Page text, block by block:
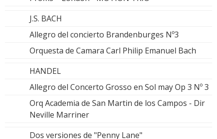
J.S. BACH
Allegro del concierto Brandenburges Nº3
Orquesta de Camara Carl Philip Emanuel Bach
HANDEL
Allegro del Concerto Grosso en Sol may Op 3 Nº 3
Orq Academia de San Martin de los Campos - Dir
Neville Marriner
Dos versiones de "Penny Lane"